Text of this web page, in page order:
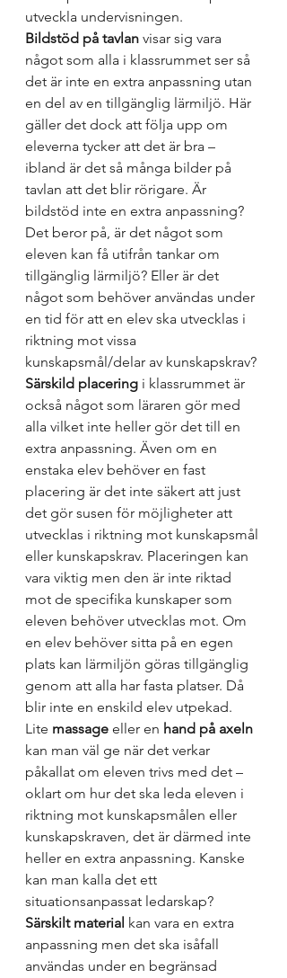
utveckla undervisningen.
Bildstöd på tavlan visar sig vara
något som alla i klassrummet ser så
det är inte en extra anpassning utan
en del av en tillgänglig lärmiljö. Här
gäller det dock att följa upp om
eleverna tycker att det är bra –
ibland är det så många bilder på
tavlan att det blir rörigare. Är
bildstöd inte en extra anpassning?
Det beror på, är det något som
eleven kan få utifrån tankar om
tillgänglig lärmiljö? Eller är det
något som behöver användas under
en tid för att en elev ska utvecklas i
riktning mot vissa
kunskapsmål/delar av kunskapskrav?
Särskild placering i klassrummet är
också något som läraren gör med
alla vilket inte heller gör det till en
extra anpassning. Även om en
enstaka elev behöver en fast
placering är det inte säkert att just
det gör susen för möjligheter att
utvecklas i riktning mot kunskapsmål
eller kunskapskrav. Placeringen kan
vara viktig men den är inte riktad
mot de specifika kunskaper som
eleven behöver utvecklas mot. Om
en elev behöver sitta på en egen
plats kan lärmiljön göras tillgänglig
genom att alla har fasta platser. Då
blir inte en enskild elev utpekad.
Lite massage eller en hand på axeln
kan man väl ge när det verkar
påkallat om eleven trivs med det –
oklart om hur det ska leda eleven i
riktning mot kunskapsmålen eller
kunskapskraven, det är därmed inte
heller en extra anpassning. Kanske
kan man kalla det ett
situationsanpassat ledarskap?
Särskilt material kan vara en extra
anpassning men det ska isåfall
användas under en begränsad